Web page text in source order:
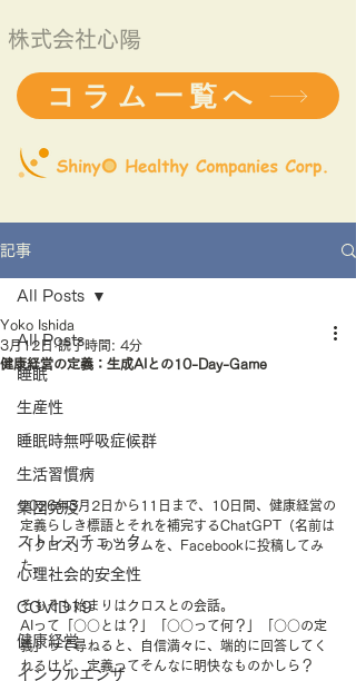
株式会社心陽
コラム一覧へ
記事
All Posts
睡眠
生産性
睡眠時無呼吸症候群
生活習慣病
集団免疫
ストレスチェック
心理社会的安全性
COVID19
健康経営
インフルエンザ
All Posts
健康経営の定義：生成AIとの10-Day-Game
Yoko Ishida
3月12日 読了時間: 4分
2026年3月2日から11日まで、10日間、健康経営の
定義らしき標語とそれを補完するChatGPT（名前は
「クロス」）のコラムを、Facebookに投稿してみ
た。
そもそも始まりはクロスとの会話。
AIって「○○とは？」「○○って何？」「○○の定
義」って尋ねると、自信満々に、端的に回答してく
れるけど、定義ってそんなに明快なものかしら？